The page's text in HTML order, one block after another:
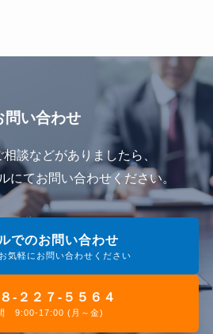
問い合わせ
談などがありましたら、
にてお問い合わせください。
でのお問い合わせ
気軽にお問い合わせください
-２２７-５５６４
9:00-17:00 (月～金)